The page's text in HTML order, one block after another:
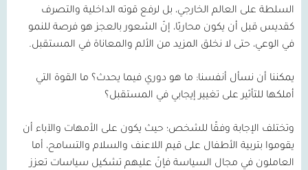
السلطة على العالم الخارجي، بل لرفع قوته الداخلية والتصرف
كقديس قبل أن يكون محاربًا، إنّ الشعور بالعجز هو فرصة للنمو
في الوعي، حتى لا نخلق المزيد من الألم والمعاناة في المستقبل.
يمكننا أن نسأل أنفسنا: ما هو دوري فيما يحدث؟ ما القوة التي
أملكها للتأثير على تغيير إيجابي في المستقبل؟
وتختلف الإجابة وفقًا للشخص؛ حيث يكون على الأمهات والآباء أن
يقوموا بتربية الأطفال على قيم اللاعنف والسلام والتسامح، أما
العاملون في مجال السياسة فإنّ عليهم تشكيل سياسات تعزز